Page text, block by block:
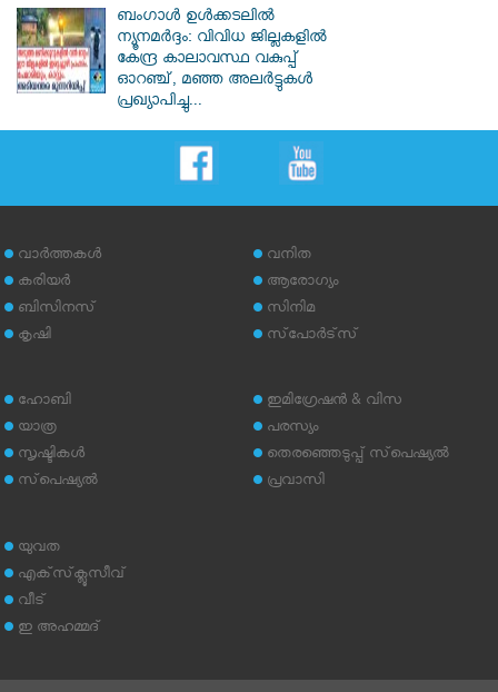
ബംഗാൾ ഉൾക്കടലിൽ
ന്യൂനമർദ്ദം: വിവിധ ജില്ലകളിൽ
കേന്ദ്ര കാലാവസ്ഥ വകുപ്പ്
ഓറഞ്ച്, മഞ്ഞ അലർട്ടുകൾ
പ്രഖ്യാപിച്ചു...
വാര്‍ത്തകള്‍
കരിയര്‍
ബിസിനസ്
കൃഷി
വനിത
ആരോഗ്യം
സിനിമ
സ്‌പോര്‍ട്‌സ്
ഹോബി
യാത്ര
സൃഷ്ടികള്‍
സ്‌പെഷ്യല്‍
ഇമിഗ്രേഷന്‍ & വിസ
പരസ്യം
തെരഞ്ഞെടുപ്പ് സ്‌പെഷ്യല്‍
പ്രവാസി
യുവത
എക്‌സ്‌ക്ലൂസീവ്
വീട്
ഇ അഹമ്മദ്‌